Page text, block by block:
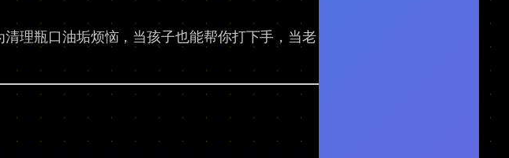
理瓶口油垢烦恼，当孩子也能帮你打下手，当老